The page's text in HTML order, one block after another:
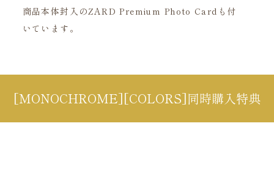
商品本体封入のZARD Premium Photo Cardも付
いています。
[MONOCHROME][COLORS]同時購入特典